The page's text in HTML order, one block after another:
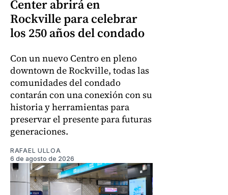
Center abrirá en
Rockville para celebrar
los 250 años del condado
Con un nuevo Centro en pleno
downtown de Rockville, todas las
comunidades del condado
contarán con una conexión con su
historia y herramientas para
preservar el presente para futuras
generaciones.
RAFAEL ULLOA
6 de agosto de 2026